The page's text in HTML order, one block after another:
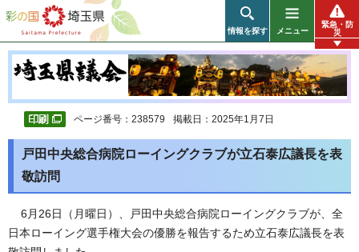
彩の国 埼玉県
情報を探す メニュー
緊急・防
災
ページ番号：238579 掲載日：2025年1月7日
戸田中央総合病院ローイングクラブが立石泰広議長を表
敬訪問
6月26日（月曜日）、
戸田中央総合病院ローイングクラブが、全
日本ローイング選手権大会の優勝を報告するため立石泰広議長を表